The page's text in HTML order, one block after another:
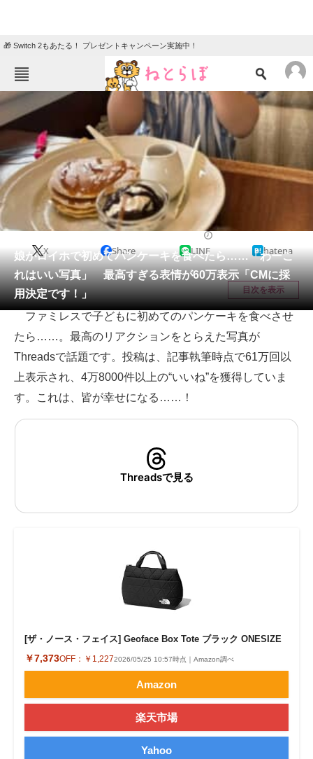
🎁 Switch 2もあたる！ プレゼントキャンペーン実施中！
ねとらぼメニュー
TOP ニュース
エンタメ クイズ
グルメ 地域
教育・育児
リサーチ
会員記事
メディア
注目記事を集めた総合ページ
ITの今と未来を見通す
スマホと通信の最新トレンド
進化するPCとデバイスの未来
経営リーダーのコミュニティ
マーケ×ITの今がよく分かる
企業向けIT製品の総合サイト
製造業のIT導入・活用を支援
モノづくり技術者専門サイト
娘がロイホで初めてパンケーキを食べたら……「わーこ
れはいい写真」 最高すぎる表情が60万表示「CMに採
用決定です！」
X Share LINE hatena
目次を表示
ファミレスで子どもに初めてのパンケーキを食べさせ
たら……。最高のリアクションをとらえた写真が
Threadsで話題です。投稿は、記事執筆時点で61万回以
上表示され、4万8000件以上の“いいね”を獲得していま
す。これは、皆が幸せになる……！
Threadsで見る
[ザ・ノース・フェイス] Geoface Box Tote ブラック ONESIZE
￥7,373OFF： ￥1,2272026/05/25 10:57時点｜Amazon調べ
Amazon
楽天市場
Yahoo